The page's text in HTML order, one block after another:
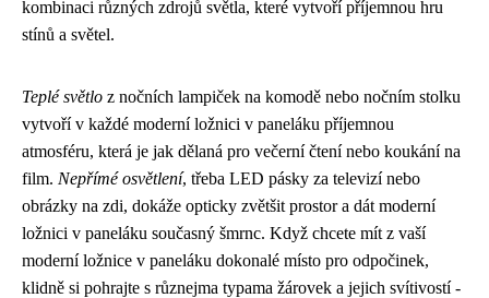
kombinaci různých zdrojů světla, které vytvoří příjemnou hru
stínů a světel.
Teplé světlo z nočních lampiček na komodě nebo nočním stolku
vytvoří v každé moderní ložnici v paneláku příjemnou
atmosféru, která je jak dělaná pro večerní čtení nebo koukání na
film. Nepřímé osvětlení, třeba LED pásky za televizí nebo
obrázky na zdi, dokáže opticky zvětšit prostor a dát moderní
ložnici v paneláku současný šmrnc. Když chcete mít z vaší
moderní ložnice v paneláku dokonalé místo pro odpočinek,
klidně si pohrajte s různejma typama žárovek a jejich svítivostí -